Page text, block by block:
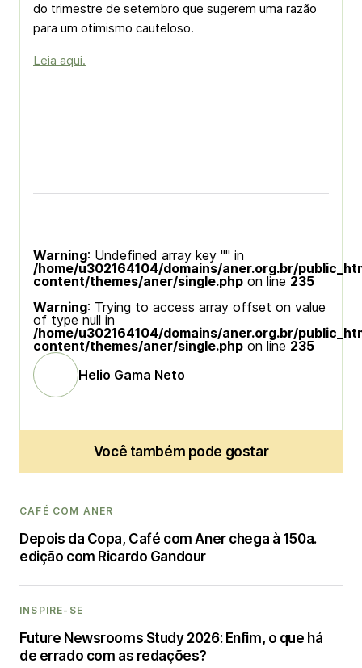
do trimestre de setembro que sugerem uma razão
para um otimismo cauteloso.
Leia aqui.
Warning: Undefined array key "" in
/home/u302164104/domains/aner.org.br/
content/themes/aner/single.php on line 235
Warning: Trying to access array offset on value
of type null in
/home/u302164104/domains/aner.org.br/
content/themes/aner/single.php on line 235
Helio Gama Neto
Você também pode gostar
CAFÉ COM ANER
Depois da Copa, Café com Aner chega à 150a.
edição com Ricardo Gandour
INSPIRE-SE
Future Newsrooms Study 2026: Enfim, o que há
de errado com as redações?